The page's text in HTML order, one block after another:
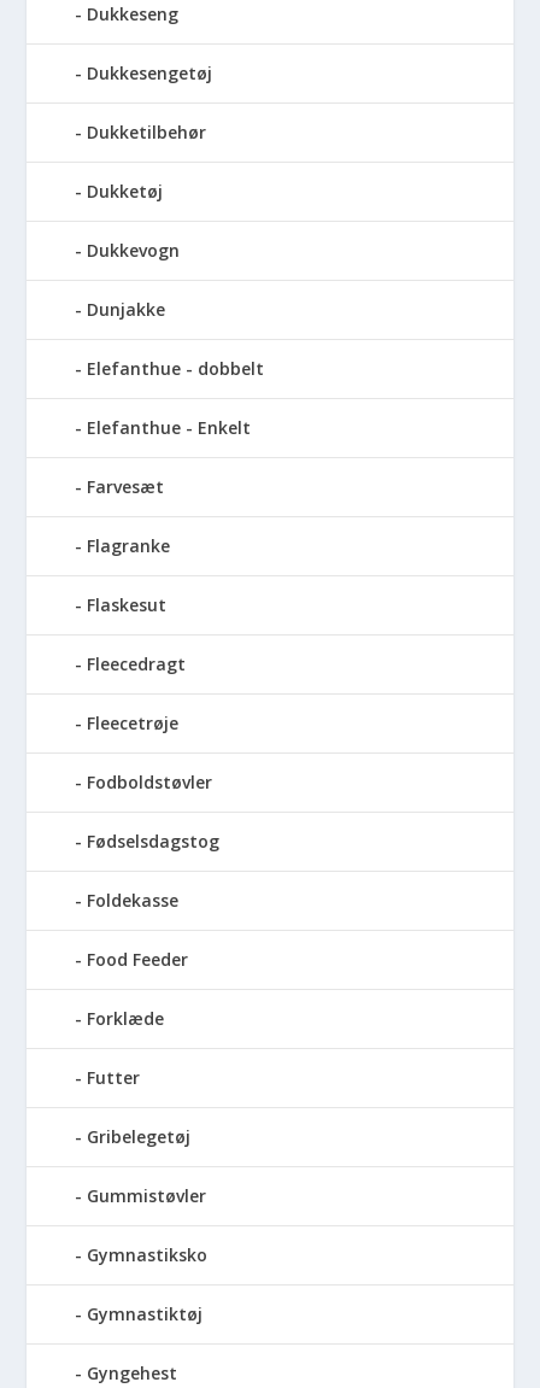
Dukkeseng
Dukkesengetøj
Dukketilbehør
Dukketøj
Dukkevogn
Dunjakke
Elefanthue - dobbelt
Elefanthue - Enkelt
Farvesæt
Flagranke
Flaskesut
Fleecedragt
Fleecetrøje
Fodboldstøvler
Fødselsdagstog
Foldekasse
Food Feeder
Forklæde
Futter
Gribelegetøj
Gummistøvler
Gymnastiksko
Gymnastiktøj
Gyngehest